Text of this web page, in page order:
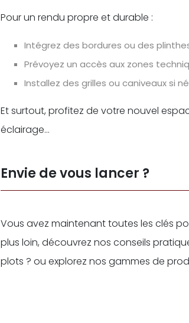
Pour un rendu propre et durable :
Intégrez des bordures ou des
Prévoyez un accès aux zones
Installez des grilles ou caniveaux si
Et surtout, profitez de votre nouvel
éclairage…
Envie de vous lancer ?
Vous avez maintenant toutes les clés
plus loin, découvrez nos conseils
plots ? ou explorez nos gammes de